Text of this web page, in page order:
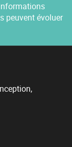
peuvent évoluer